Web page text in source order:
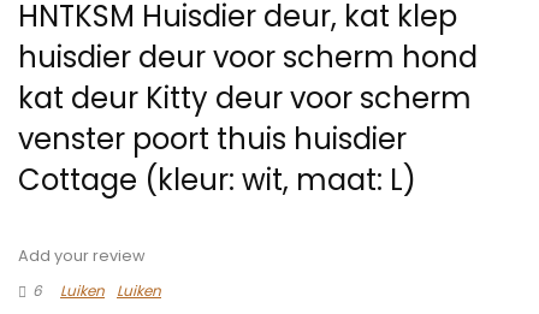
HNTKSM Huisdier deur, kat klep
huisdier deur voor scherm hond
kat deur Kitty deur voor scherm
venster poort thuis huisdier
Cottage (kleur: wit, maat: L)
Add your review
6
Luiken Luiken